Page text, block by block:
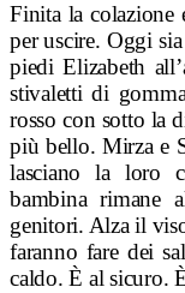
Finita la colazione
per uscire. Oggi
piedi Elizabeth
stivaletti di
rosso con sotto la
più bello. Mirza e
lasciano la loro
bambina rimane
genitori. Alza il
faranno fare dei
caldo.È al sicuro.